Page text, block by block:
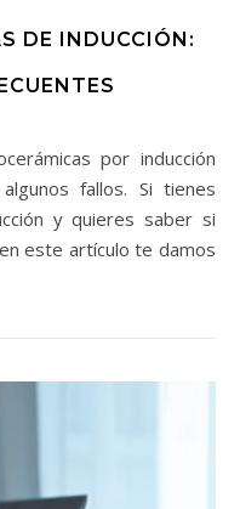
DE INDUCCIÓN:
fallos. Si tienes
y quieres saber si
este artículo te damos